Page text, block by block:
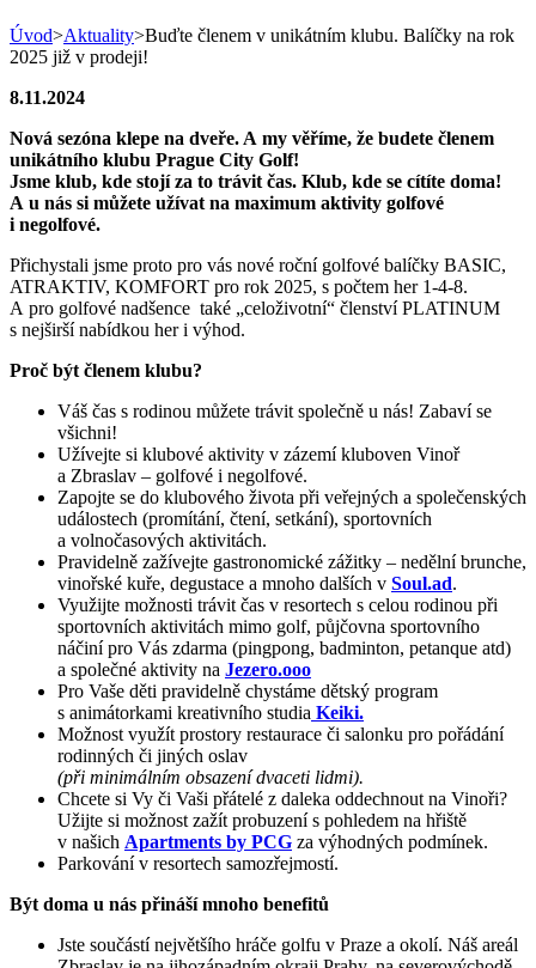
Úvod>Aktuality>Buďte členem v unikátním klubu. Balíčky na rok
2025 již v prodeji!
8.11.2024
Nová sezóna klepe na dveře. A my věříme, že budete členem
unikátního klubu Prague City Golf!
Jsme klub, kde stojí za to trávit čas. Klub, kde se cítíte doma!
A u nás si můžete užívat na maximum aktivity golfové
i negolfové.
Přichystali jsme proto pro vás nové roční golfové balíčky BASIC,
ATRAKTIV, KOMFORT pro rok 2025, s počtem her 1-4-8.
A pro golfové nadšence také „celoživotní“ členství PLATINUM
s nejširší nabídkou her i výhod.
Proč být členem klubu?
Váš čas s rodinou můžete trávit společně u nás! Zabaví se
všichni!
Užívejte si klubové aktivity v zázemí kluboven Vinoř
a Zbraslav – golfové i negolfové.
Zapojte se do klubového života při veřejných a společenských
událostech (promítání, čtení, setkání), sportovních
a volnočasových aktivitách.
Pravidelně zažívejte gastronomické zážitky – nedělní brunche,
vinořské kuře, degustace a mnoho dalších v Soul.ad.
Využijte možnosti trávit čas v resortech s celou rodinou při
sportovních aktivitách mimo golf, půjčovna sportovního
náčiní pro Vás zdarma (pingpong, badminton, petanque atd)
a společné aktivity na Jezero.ooo
Pro Vaše děti pravidelně chystáme dětský program
s animátorkami kreativního studia Keiki.
Možnost využít prostory restaurace či salonku pro pořádání
rodinných či jiných oslav
(při minimálním obsazení dvaceti lidmi).
Chcete si Vy či Vaši přátelé z daleka oddechnout na Vinoři?
Užijte si možnost zažít probuzení s pohledem na hřiště
v našich Apartments by PCG za výhodných podmínek.
Parkování v resortech samozřejmostí.
Být doma u nás přináší mnoho benefitů
Jste součástí největšího hráče golfu v Praze a okolí. Náš areál